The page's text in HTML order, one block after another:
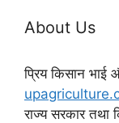
About Us
प्रिय किसान भाई
राज्य सरकार तथा